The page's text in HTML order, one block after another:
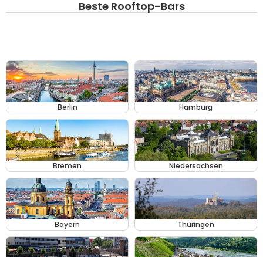
Beste Rooftop-Bars
Berlin Hamburg
Bremen Niedersachsen
Bayern Thüringen